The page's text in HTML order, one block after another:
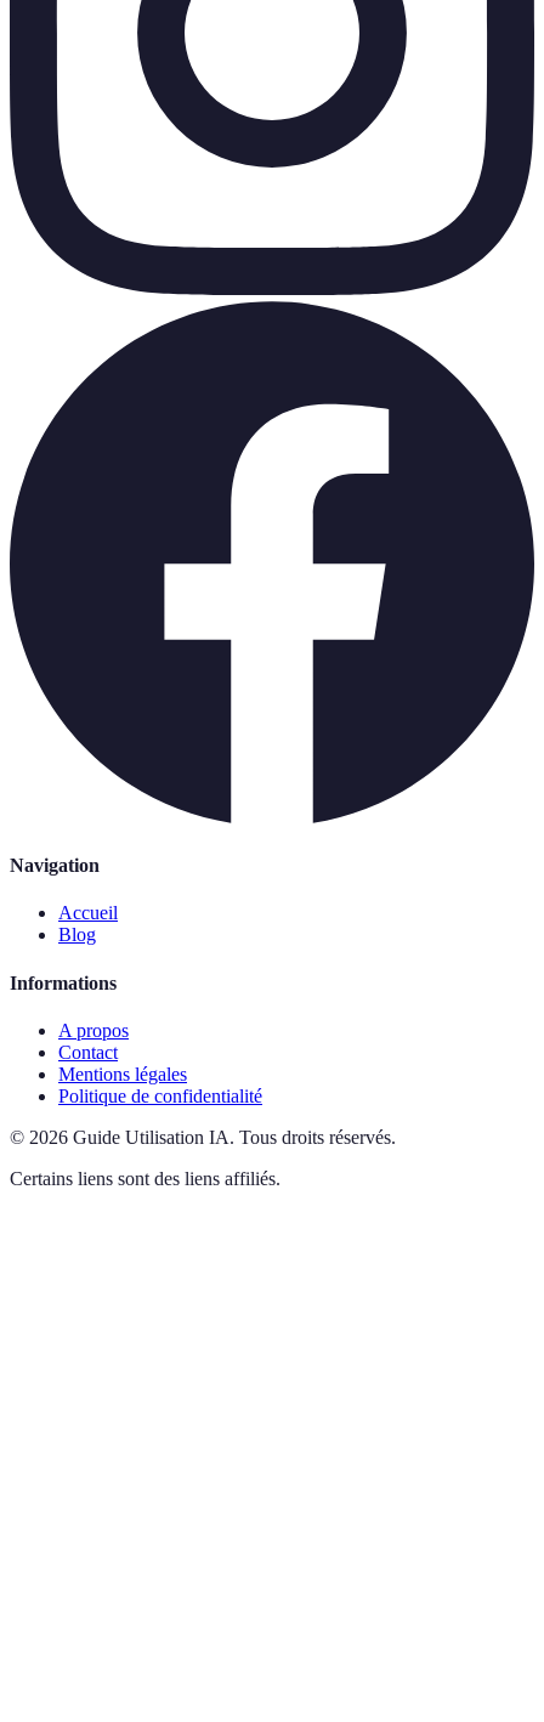
Navigation
Accueil
Blog
Informations
A propos
Contact
Mentions légales
Politique de confidentialité
© 2026 Guide Utilisation IA. Tous droits réservés.
Certains liens sont des liens affiliés.